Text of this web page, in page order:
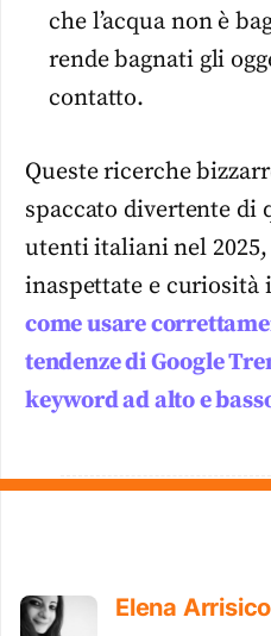
che l’acqua non è
rende bagnati gli
contatto.
Queste ricerche
spaccato divertente di
utenti italiani nel
inaspettate e curiosità
come usare
tendenze di Google
keyword ad alto e
Elena Arrisico